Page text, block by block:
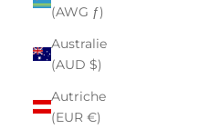
(AWG ƒ)
Australie
(AUD $)
Autriche
(EUR €)